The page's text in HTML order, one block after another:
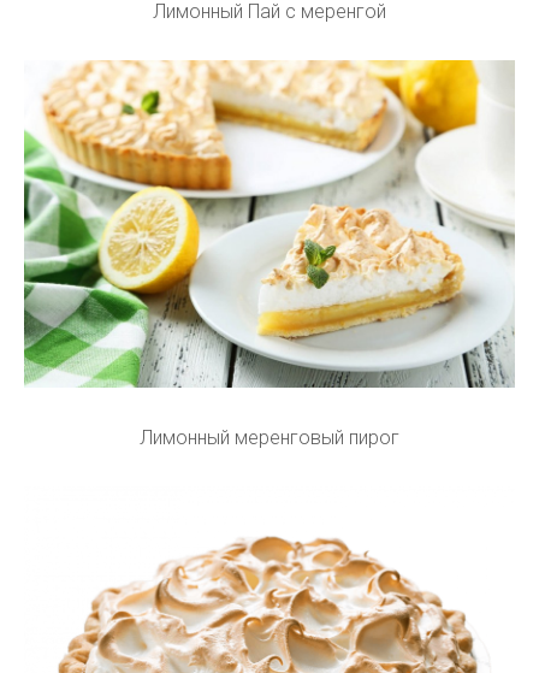
Лимонный Пай с меренгой
Лимонный меренговый пирог